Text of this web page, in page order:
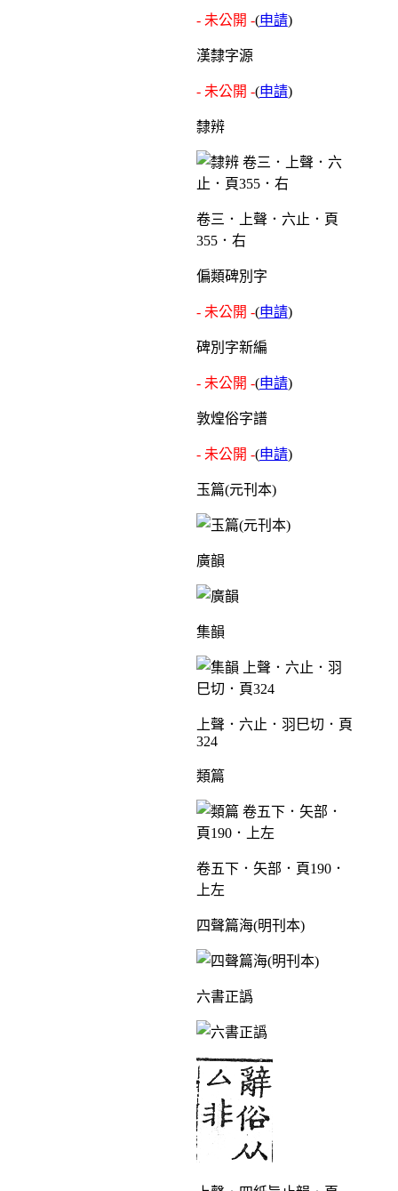
- 未公開 -(申請)
漢隸字源
- 未公開 -(申請)
隸辨
卷三．上聲．六止．頁
355．右
偏類碑別字
- 未公開 -(申請)
碑別字新編
- 未公開 -(申請)
敦煌俗字譜
- 未公開 -(申請)
玉篇(元刊本)
廣韻
集韻
上聲．六止．羽巳切．頁
324
類篇
卷五下．矢部．頁190．
上左
四聲篇海(明刊本)
六書正譌